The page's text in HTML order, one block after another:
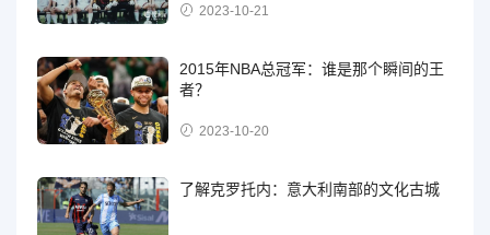
2023-10-21
2015年NBA总冠军：谁是那个瞬间的王
者？
2023-10-20
了解克罗托内：意大利南部的文化古城